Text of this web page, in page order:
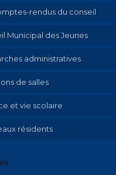
rendus du conseil
Municipal des Jeunes
administratives
et travaux
et PACS
de salles
et vie scolaire
périscolaires
résidents